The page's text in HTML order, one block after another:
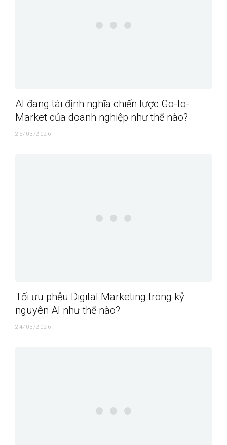
AI đang tái định nghĩa chiến lược Go-to-
Market của doanh nghiệp như thế nào?
25/03/2026
Tối ưu phễu Digital Marketing trong kỷ
nguyên AI như thế nào?
24/03/2026